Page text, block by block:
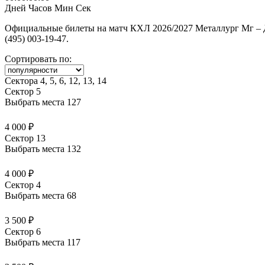
Дней Часов Мин Сек
Официальные билеты на матч КХЛ 2026/2027 Металлург Мг –
(495) 003-19-47.
Сортировать по:
Сектора 4, 5, 6, 12, 13, 14
Сектор 5
Выбрать места 127
4 000 ₽
Сектор 13
Выбрать места 132
4 000 ₽
Сектор 4
Выбрать места 68
3 500 ₽
Сектор 6
Выбрать места 117